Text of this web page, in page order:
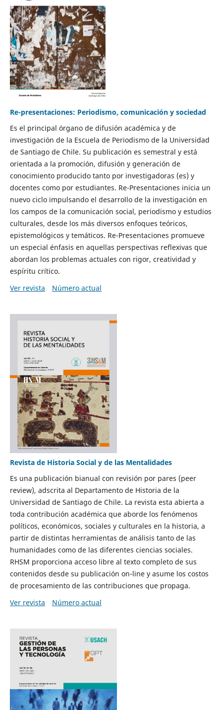
Re-presentaciones: Periodismo, comunicación y sociedad
Es el principal órgano de difusión académica y de
investigación de la Escuela de Periodismo de la Universidad
de Santiago de Chile. Su publicación es semestral y está
orientada a la promoción, difusión y generación de
conocimiento producido tanto por investigadoras (es) y
docentes como por estudiantes. Re-Presentaciones inicia un
nuevo ciclo impulsando el desarrollo de la investigación en
los campos de la comunicación social, periodismo y estudios
culturales, desde los más diversos enfoques teóricos,
epistemológicos y temáticos. Re-Presentaciones promueve
un especial énfasis en aquellas perspectivas reflexivas que
abordan los problemas actuales con rigor, creatividad y
espíritu crítico.
Ver revista
Número actual
Revista de Historia Social y de las Mentalidades
Es una publicación bianual con revisión por pares (peer
review), adscrita al Departamento de Historia de la
Universidad de Santiago de Chile. La revista esta abierta a
toda contribución académica que aborde los fenómenos
políticos, económicos, sociales y culturales en la historia, a
partir de distintas herramientas de análisis tanto de las
humanidades como de las diferentes ciencias sociales.
RHSM proporciona acceso libre al texto completo de sus
contenidos desde su publicación on-line y asume los costos
de procesamiento de las contribuciones que propaga.
Ver revista
Número actual